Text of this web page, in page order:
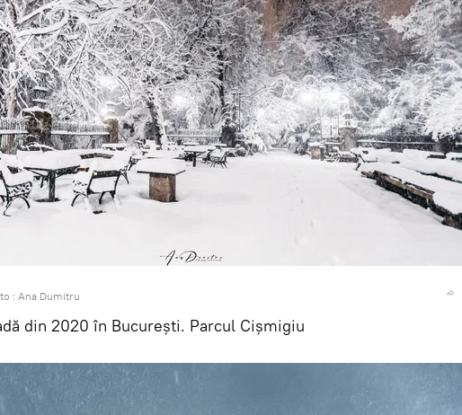
: Ana Dumitru
din 2020 în București. Parcul Cișmigiu